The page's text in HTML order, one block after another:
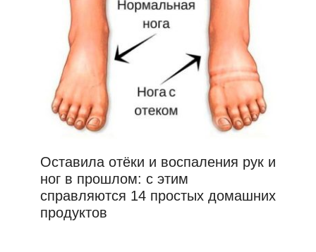
Оставила отёки и воспаления рук и
ног в прошлом: с этим
справляются 14 простых домашних
продуктов